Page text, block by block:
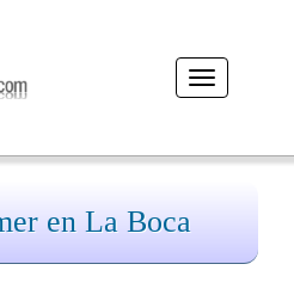
Desplegar
navegación
en La Boca